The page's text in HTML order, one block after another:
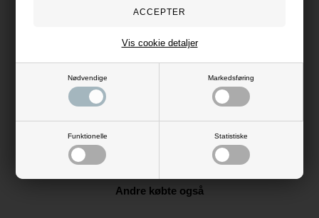
Nødvendige Markedsføring
Funktionelle Statistiske
Vis cookie detaljer
Produktinformation
Kingsland Leah Spring Underlag - Hvid
Materiale: 100% Polyester
Andre købte også